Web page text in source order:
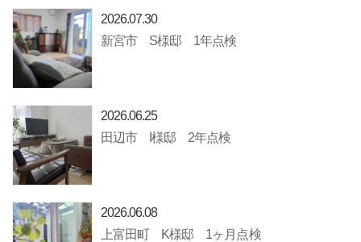
2026.07.30
新宮市 S様邸 1年点検
2026.06.25
田辺市 I様邸 2年点検
2026.06.08
上富田町 K様邸 1ヶ月点検